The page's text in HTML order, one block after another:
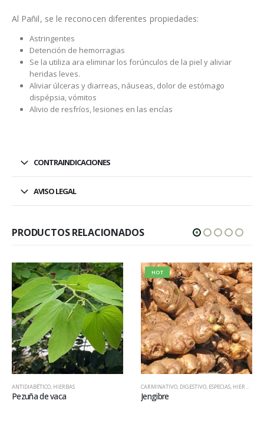
Al Pañil, se le reconocen diferentes propiedades:
Astringentes
Detención de hemorragias
Se la utiliza ara eliminar los forúnculos de la piel y aliviar
heridas leves.
Aliviar úlceras y diarreas, náuseas, dolor de estómago
dispépsia, vómitos
Alivio de resfríos, lesiones en las encías
CONTRAINDICACIONES
AVISO LEGAL
PRODUCTOS RELACIONADOS
ANTIDIABÉTICO, HIERBAS
Pezuña de vaca
HOT
CARMINATIVO, DIGESTIVO, ESPECIAS, HIERBAS
Jengibre